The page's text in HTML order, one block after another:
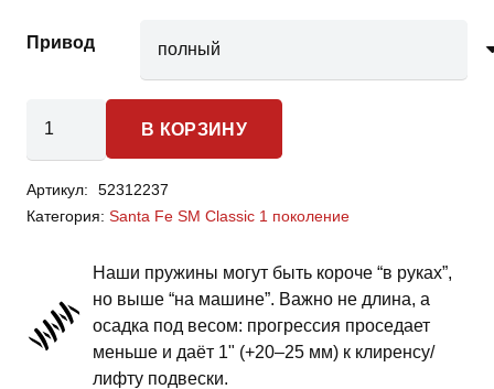
Привод
товара
Santa
Fe
поколение
Classic
В КОРЗИНУ
Артикул:
52312237
Категория: Santa Fe SM Classic 1 поколение
Наши пружины могут быть короче “в руках”,
но выше “на машине”. Важно не длина, а
осадка под весом: прогрессия проседает
меньше и даёт 1" (+20–25 мм) к клиренсу/
лифту подвески.